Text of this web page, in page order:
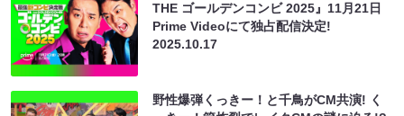
THE ゴールデンコンビ 2025』11月21日
Prime Videoにて独占配信決定!
2025.10.17
野性爆弾くっきー！と千鳥がCM共演! く